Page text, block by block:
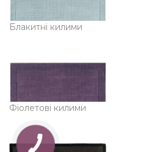
Блакитні килими
Фіолетові килими